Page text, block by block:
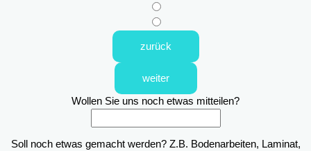
zurück
weiter
Wollen Sie uns noch etwas mitteilen?
Soll noch etwas gemacht werden? Z.B. Bodenarbeiten, Laminat,